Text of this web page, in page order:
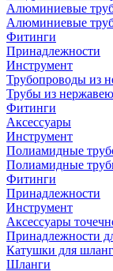
Алюминиевые
Алюминиевые
Фитинги
Принадлежности
Инструмент
Трубопроводы из
Трубы из
Фитинги
Аксессуары
Инструмент
Полиамидные
Полиамидные
Фитинги
Принадлежности
Инструмент
Аксессуары
Принадлежности
Катушки для
Шланги